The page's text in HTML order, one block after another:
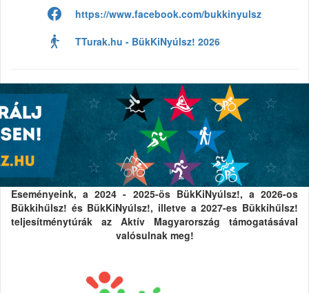
https://www.facebook.com/bukkinyulsz
TTurak.hu - BükKiNyúlsz! 2026
Eseményeink, a 2024 - 2025-ös BükKiNyúlsz!, a 2026-os
Bükkihűlsz! és BükKiNyúlsz!, illetve a 2027-es Bükkihűlsz!
teljesítménytúrák az Aktív Magyarország támogatásával
valósulnak meg!